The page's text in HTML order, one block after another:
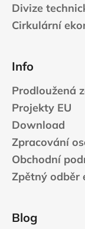
Divize
Cirkulární
Info
Prodloužená
Projekty EU
Download
Zpracování
Obchodní
Zpětný odběr
Blog